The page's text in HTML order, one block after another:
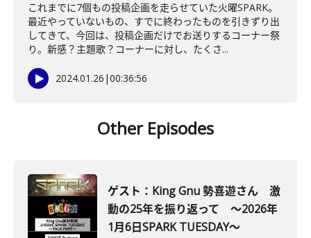
これまでに7個もの投稿企画を走らせていた火曜SPARK。
最近やっていないもの、すでに終わったものを引きずり出
してきて、今回は、投稿企画だけでお送りするコーナー祭
り。新感？主題歌？コーナーに対し、たくさ...
2024.01.26 |00:36:56
Other Episodes
ゲスト：King Gnu 勢喜遊さん 激
動の25年を振り返って ～2026年
1月6日SPARK TUESDAY～